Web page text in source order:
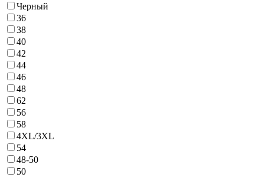
Черный
36
38
40
42
44
46
48
62
56
58
4ХL/3XL
54
48-50
50